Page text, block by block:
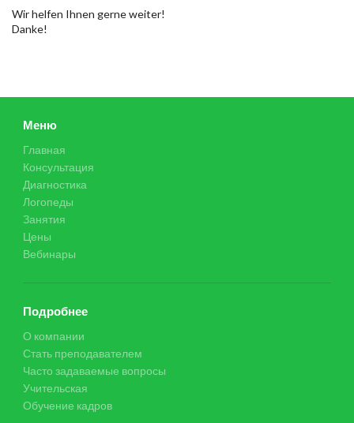
Wir helfen Ihnen gerne weiter!
Danke!
Меню
Главная
Консультация
Диагностика
Логопеды
Занятия
Цены
Вебинары
Подробнее
О компании
Стать преподавателем
Часто задаваемые вопросы
Учительская
Обучение кадров